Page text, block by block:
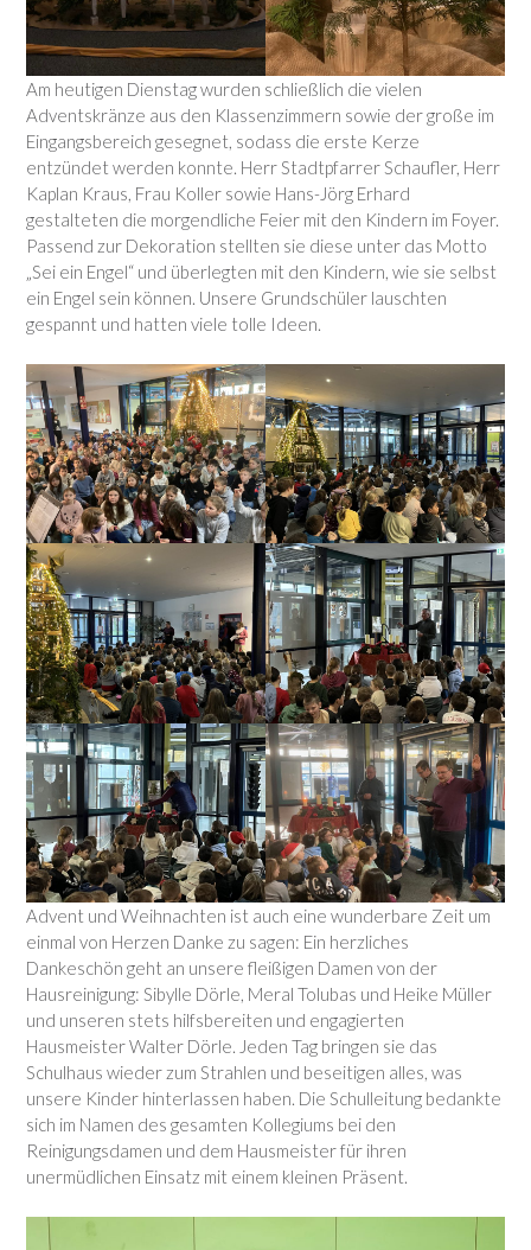
Am heutigen Dienstag wurden schließlich die vielen
Adventskränze aus den Klassenzimmern sowie der große im
Eingangsbereich gesegnet, sodass die erste Kerze
entzündet werden konnte. Herr Stadtpfarrer Schaufler, Herr
Kaplan Kraus, Frau Koller sowie Hans-Jörg Erhard
gestalteten die morgendliche Feier mit den Kindern im Foyer.
Passend zur Dekoration stellten sie diese unter das Motto
„Sei ein Engel“ und überlegten mit den Kindern, wie sie selbst
ein Engel sein können. Unsere Grundschüler lauschten
gespannt und hatten viele tolle Ideen.
Advent und Weihnachten ist auch eine wunderbare Zeit um
einmal von Herzen Danke zu sagen: Ein herzliches
Dankeschön geht an unsere fleißigen Damen von der
Hausreinigung: Sibylle Dörle, Meral Tolubas und Heike Müller
und unseren stets hilfsbereiten und engagierten
Hausmeister Walter Dörle. Jeden Tag bringen sie das
Schulhaus wieder zum Strahlen und beseitigen alles, was
unsere Kinder hinterlassen haben. Die Schulleitung bedankte
sich im Namen des gesamten Kollegiums bei den
Reinigungsdamen und dem Hausmeister für ihren
unermüdlichen Einsatz mit einem kleinen Präsent.